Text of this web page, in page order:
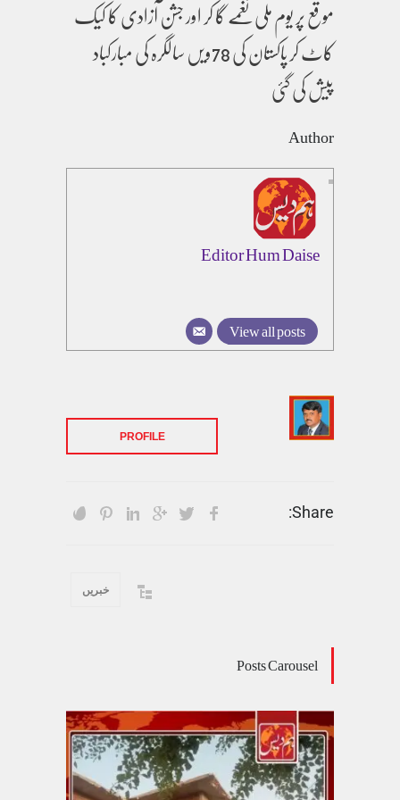
موقع پر یوم ملی نغمے گا کر اور جشن آزادی کا کیک
کاٹ کر پاکستان کی 78ویں سالگرہ کی مبارکباد
پیش کی گئی
Author
Editor Hum Daise
View all posts
PROFILE
Share:
خبریں
Posts Carousel